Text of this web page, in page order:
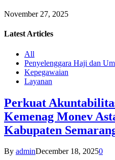
November 27, 2025
Latest Articles
All
Penyelenggara Haji dan
Kepegawaian
Layanan
Perkuat
Kemenag Monev
Kabupaten
By adminDecember 18, 20250